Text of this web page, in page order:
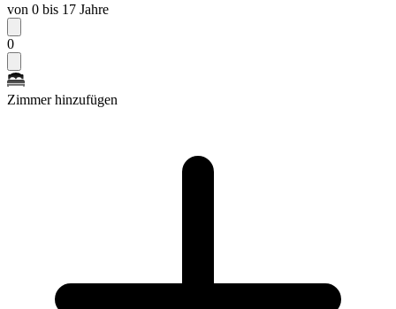
von 0 bis 17 Jahre
0
Zimmer hinzufügen